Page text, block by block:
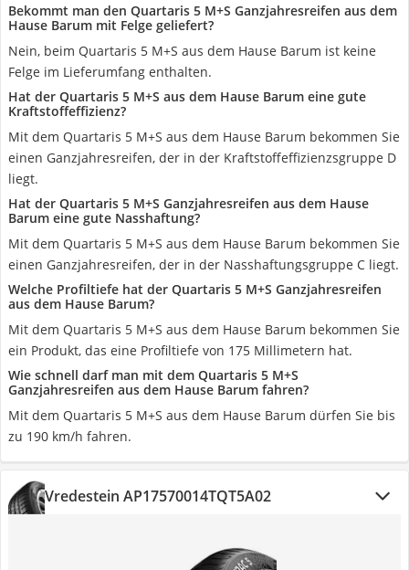
Bekommt man den Quartaris 5 M+S Ganzjahresreifen aus dem
Hause Barum mit Felge geliefert?
Nein, beim Quartaris 5 M+S aus dem Hause Barum ist keine
Felge im Lieferumfang enthalten.
Hat der Quartaris 5 M+S aus dem Hause Barum eine gute
Kraftstoffeffizienz?
Mit dem Quartaris 5 M+S aus dem Hause Barum bekommen Sie
einen Ganzjahresreifen, der in der Kraftstoffeffizienzsgruppe D
liegt.
Hat der Quartaris 5 M+S Ganzjahresreifen aus dem Hause
Barum eine gute Nasshaftung?
Mit dem Quartaris 5 M+S aus dem Hause Barum bekommen Sie
einen Ganzjahresreifen, der in der Nasshaftungsgruppe C liegt.
Welche Profiltiefe hat der Quartaris 5 M+S Ganzjahresreifen
aus dem Hause Barum?
Mit dem Quartaris 5 M+S aus dem Hause Barum bekommen Sie
ein Produkt, das eine Profiltiefe von 175 Millimetern hat.
Wie schnell darf man mit dem Quartaris 5 M+S
Ganzjahresreifen aus dem Hause Barum fahren?
Mit dem Quartaris 5 M+S aus dem Hause Barum dürfen Sie bis
zu 190 km/h fahren.
Vredestein AP17570014TQT5A02